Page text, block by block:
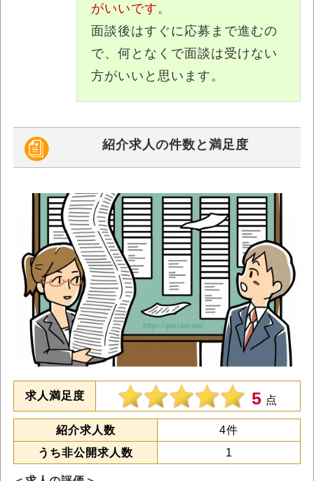
がいいです。
面談後はすぐに応募まで進むの
で、何となくで面談は受けない
方がいいと思います。
紹介求人の件数と満足度
求人満足度 5 点
紹介求人数
4件
うち非公開求人数
1